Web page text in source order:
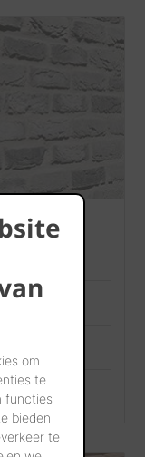
om
te
functies
bieden
te